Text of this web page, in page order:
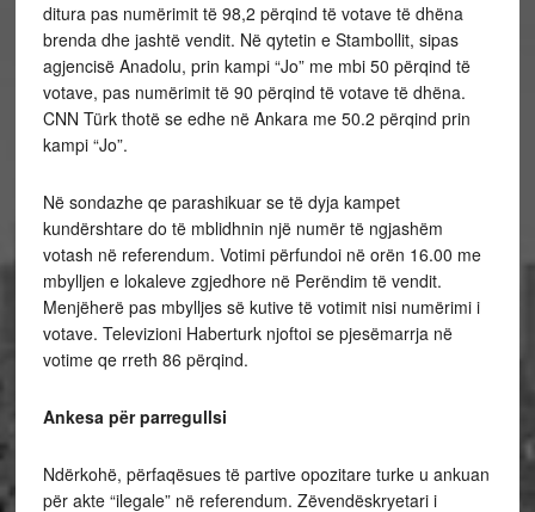
ditura pas numërimit të 98,2 përqind të votave të dhëna
brenda dhe jashtë vendit. Në qytetin e Stambollit, sipas
agjencisë Anadolu, prin kampi “Jo” me mbi 50 përqind të
votave, pas numërimit të 90 përqind të votave të dhëna.
CNN Türk thotë se edhe në Ankara me 50.2 përqind prin
kampi “Jo”.
Në sondazhe qe parashikuar se të dyja kampet
kundërshtare do të mblidhnin një numër të ngjashëm
votash në referendum. Votimi përfundoi në orën 16.00 me
mbylljen e lokaleve zgjedhore në Perëndim të vendit.
Menjëherë pas mbylljes së kutive të votimit nisi numërimi i
votave. Televizioni Haberturk njoftoi se pjesëmarrja në
votime qe rreth 86 përqind.
Ankesa për parregullsi
Ndërkohë, përfaqësues të partive opozitare turke u ankuan
për akte “ilegale” në referendum. Zëvendëskryetari i